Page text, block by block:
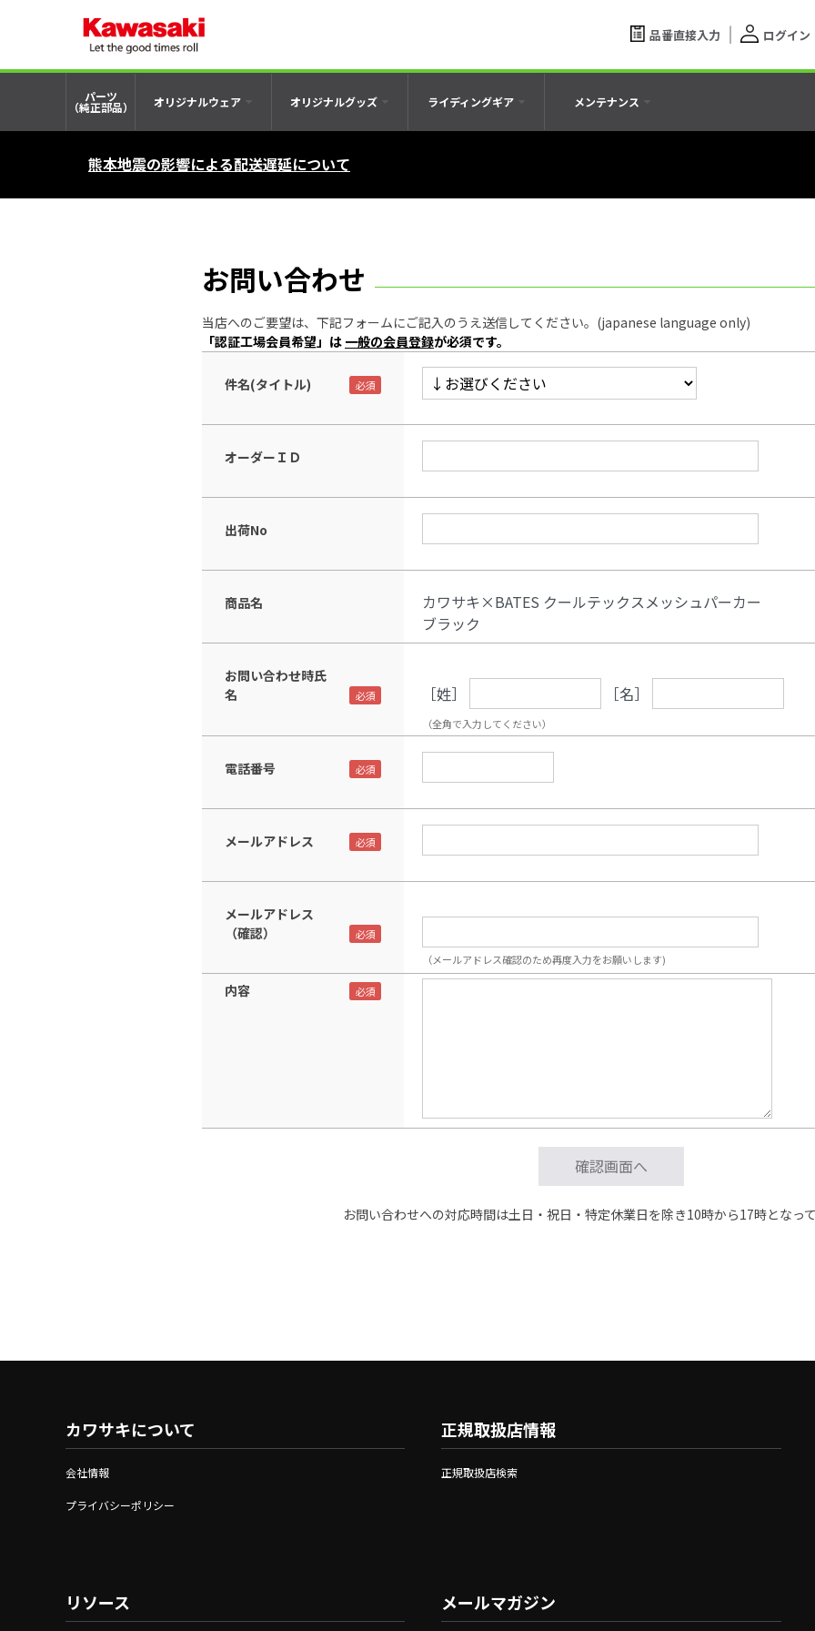
品番直接入力 ログイン
パーツ
（純正部品） オリジナルウェア オリジナルグッズ ライディングギア メンテナンス
熊本地震の影響による配送遅延について
お問い合わせ
当店へのご要望は、下記フォームにご記入のうえ送信してください。(japanese language only)
「認証工場会員希望」は 一般の会員登録が必須です。
件名(タイトル)
オーダーＩＤ
出荷No
商品名
カワサキ×BATES クールテックスメッシュパーカー
ブラック
お問い合わせ時氏
名
［姓］ ［名］
（全角で入力してください）
電話番号
メールアドレス
メールアドレス
（確認）
（メールアドレス確認のため再度入力をお願いします)
内容
お問い合わせへの対応時間は土日・祝日・特定休業日を除き10時から17時となって
カワサキについて
会社情報
プライバシーポリシー
リソース
正規取扱店情報
正規取扱店検索
メールマガジン